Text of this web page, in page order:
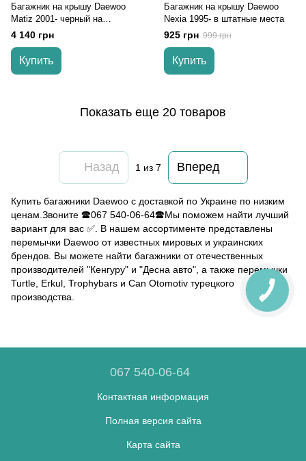
Багажник на крышу Daewoo
Matiz 2001- черный на
рейлинги
4 140 грн
Купить
Багажник на крышу Daewoo
Nexia 1995- в штатные места
925 грн 999 грн
Купить
Показать еще 20 товаров
Назад 1 из 7 Вперед
Купить багажники Daewoo с доставкой по Украине по низким
ценам.Звоните 🕿067 540-06-64🕿Мы поможем найти лучший
вариант для вас ✅. В нашем ассортименте представлены
перемычки Daewoo от известных мировых и украинских
брендов. Вы можете найти багажники от отечественных
производителей "Кенгуру" и "Десна авто", а также перемычки
Turtle, Erkul, Trophybars и Can Otomotiv турецкого
производства.
067 540-06-64
Контактная информация
Полная версия сайта
Карта сайта